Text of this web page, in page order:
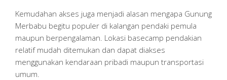
Kemudahan akses juga menjadi alasan mengapa Gunung
Merbabu begitu populer di kalangan pendaki pemula
maupun berpengalaman. Lokasi basecamp pendakian
relatif mudah ditemukan dan dapat diakses
menggunakan kendaraan pribadi maupun transportasi
umum.